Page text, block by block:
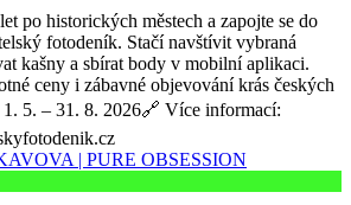
po historických městech a zapojte se do
fotodeník. Stačí navštívit vybraná
kašny a sbírat body v mobilní aplikaci.
ceny i zábavné objevování krás českých
5. – 31. 8. 2026🔗 Více informací: